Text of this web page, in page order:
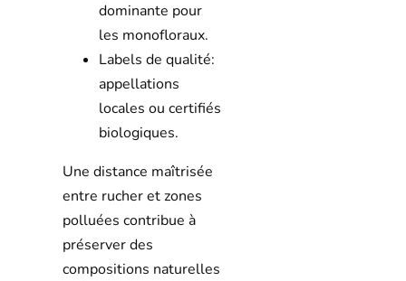
dominante pour
les monofloraux.
Labels de qualité:
appellations
locales ou certifiés
biologiques.
Une distance maîtrisée
entre rucher et zones
polluées contribue à
préserver des
compositions naturelles